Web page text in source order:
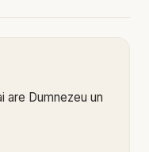
are Dumnezeu un